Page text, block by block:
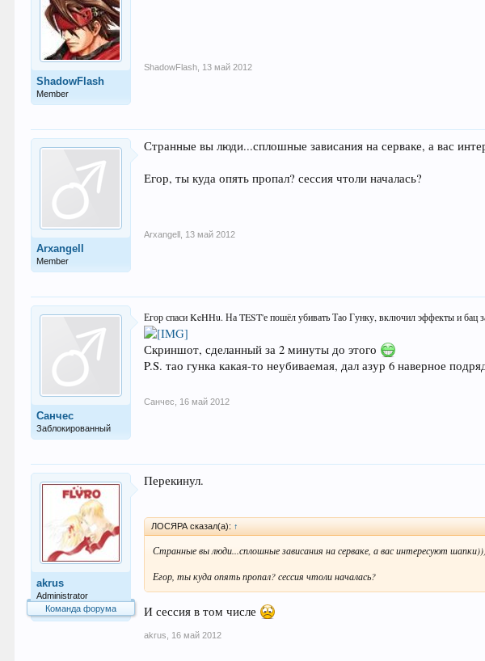
ShadowFlash
Member
ShadowFlash 13 май 2012
Arxangell
Member
Странные вы люди...сплошные зависания на серваке, а вас
Егор, ты куда опять пропал? сессия чтоли началась?
Arxangell 13 май 2012
Санчес
Заблокированный
Егор спаси KeHHu. На TEST'е пошёл убивать Тао Гунку, включил эффекты и бац
Скриншот, сделанный за 2 минуты до этого
P.S. тао гунка какая-то неубиваемая, дал азур 6 наверное
Санчес 16 май 2012
akrus
Administrator
Команда форума
Перекинул.
ЛОСЯРА сказал(а): ↑
Странные вы люди...сплошные зависания на серваке, а вас интересуют
Егор, ты куда опять пропал? сессия чтоли началась?
И сессия в том числе
akrus 16 май 2012